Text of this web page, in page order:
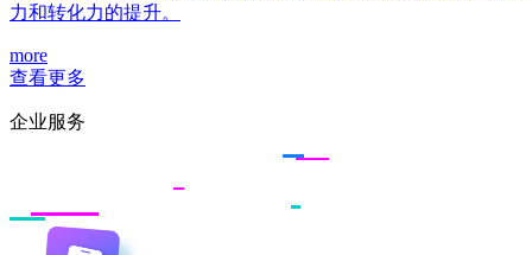
力和转化力的提升。
more
查看更多
企业服务